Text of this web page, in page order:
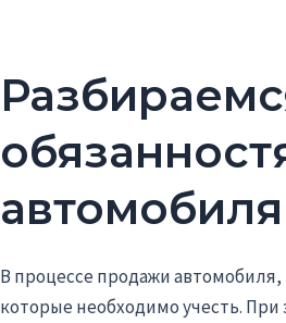
автомобиля
В процессе продажи
которые необходимо учесть. При